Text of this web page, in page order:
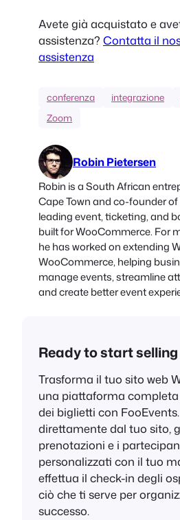
Avete già acquistato e
assistenza? Contatta il
assistenza
conferenza integrazione
Zoom
Robin Pietersen
Robin is a South African
Cape Town and co-founder
leading event, ticketing, and
built for WooCommerce. For
he has worked on extending
WooCommerce, helping
manage events, streamline
and create better event
Ready to start
Trasforma il tuo sito web
una piattaforma
dei biglietti con
direttamente dal tuo sito,
prenotazioni e i
personalizzati con il tuo
effettua il check-in degli
ciò che ti serve per
successo.